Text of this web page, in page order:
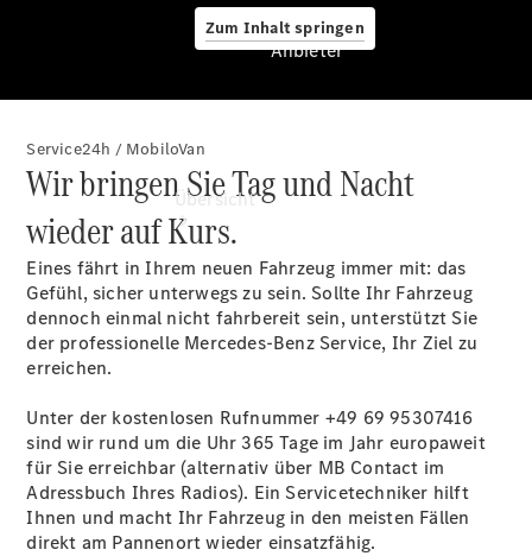
Zum Inhalt springen
Anbieter
Übersicht
Modellübersicht
Konfigurator
Ansprechpartner
finden
Probefahrt
vereinbaren
Anbieter
Service24h / MobiloVan
Wir bringen Sie Tag und Nacht
wieder auf Kurs.
Eines fährt in Ihrem neuen Fahrzeug immer mit: das
Gefühl, sicher unterwegs zu sein. Sollte Ihr Fahrzeug
dennoch einmal nicht fahrbereit sein, unterstützt Sie
der professionelle Mercedes-Benz Service, Ihr Ziel zu
erreichen.
Unter der kostenlosen Rufnummer +49 6995307416
sind wir rund um die Uhr 365 Tage im Jahr europaweit
für Sie erreichbar (alternativ über MB Contact im
Adressbuch Ihres Radios). Ein Servicetechniker hilft
Ihnen und macht Ihr Fahrzeug in den meisten Fällen
direkt am Pannenort wieder einsatzfähig.